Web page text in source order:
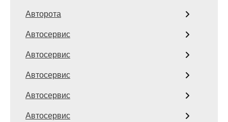
Авторота
Автосервис
Автосервис
Автосервис
Автосервис
Автосервис